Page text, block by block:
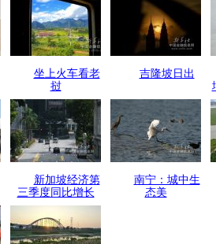
坐上火车看老
挝
吉隆坡日出
新加坡经济第
三季度同比增长
6.5%
南宁：城中生
态美